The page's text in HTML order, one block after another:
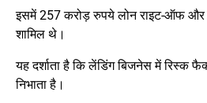
इसमें 257 करोड़ रुपये लोन राइट-ऑफ और
शामिल थे।
यह दर्शाता है कि लेंडिंग बिजनेस में रिस्क
निभाता है।